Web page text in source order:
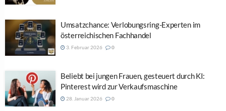
Umsatzchance: Verlobungsring-Experten im
österreichischen Fachhandel
3. Februar 2026 0
Beliebt bei jungen Frauen, gesteuert durch KI:
Pinterest wird zur Verkaufsmaschine
28. Januar 2026 0